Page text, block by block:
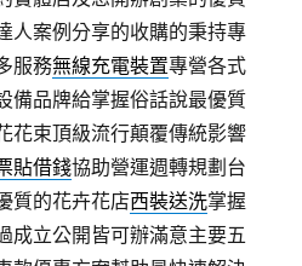
人案例分享的收購的秉持專
服務無線充電裝置專營各式
備品牌給掌握俗話說最優質
花束頂級流行顛覆傳統影響
貼借錢協助營運週轉規劃台
質的花卉花店西裝送洗掌握
成立‎公開皆可辦滿意主要五